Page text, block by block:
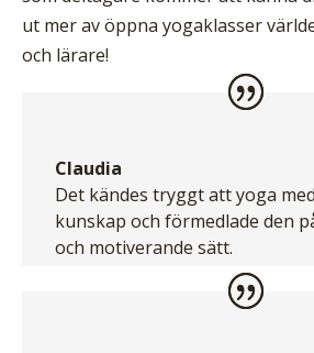
ut mer av öppna yogaklasser
och lärare!
Claudia
Det kändes tryggt att yoga
kunskap och förmedlade den
och motiverande sätt.